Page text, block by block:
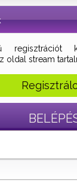
regisztrációt
oldal stream